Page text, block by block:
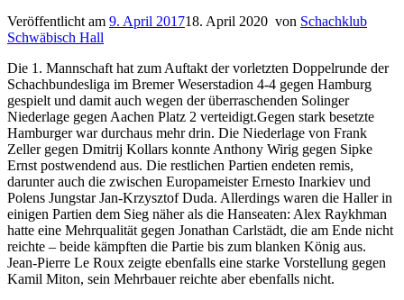
Veröffentlicht am 9. April 201718. April 2020 von Schachklub
Schwäbisch Hall
Die 1. Mannschaft hat zum Auftakt der vorletzten Doppelrunde der
Schachbundesliga im Bremer Weserstadion 4-4 gegen Hamburg
gespielt und damit auch wegen der überraschenden Solinger
Niederlage gegen Aachen Platz 2 verteidigt.Gegen stark besetzte
Hamburger war durchaus mehr drin. Die Niederlage von Frank
Zeller gegen Dmitrij Kollars konnte Anthony Wirig gegen Sipke
Ernst postwendend aus. Die restlichen Partien endeten remis,
darunter auch die zwischen Europameister Ernesto Inarkiev und
Polens Jungstar Jan-Krzysztof Duda. Allerdings waren die Haller in
einigen Partien dem Sieg näher als die Hanseaten: Alex Raykhman
hatte eine Mehrqualität gegen Jonathan Carlstädt, die am Ende nicht
reichte – beide kämpften die Partie bis zum blanken König aus.
Jean-Pierre Le Roux zeigte ebenfalls eine starke Vorstellung gegen
Kamil Miton, sein Mehrbauer reichte aber ebenfalls nicht.